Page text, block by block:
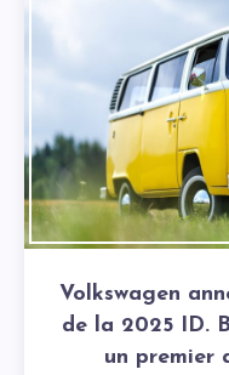
Volkswagen
de la 2025 ID.
un premier